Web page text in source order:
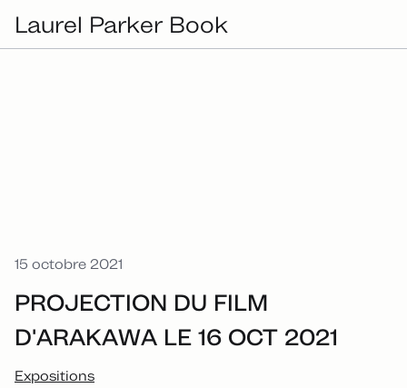
Laurel Parker Book
15 octobre 2021
PROJECTION DU FILM
D'ARAKAWA LE 16 OCT 2021
Expositions